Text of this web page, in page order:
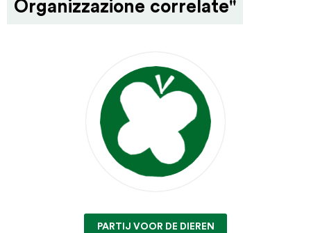
Organizzazione correlate"
PARTIJ VOOR DE DIEREN